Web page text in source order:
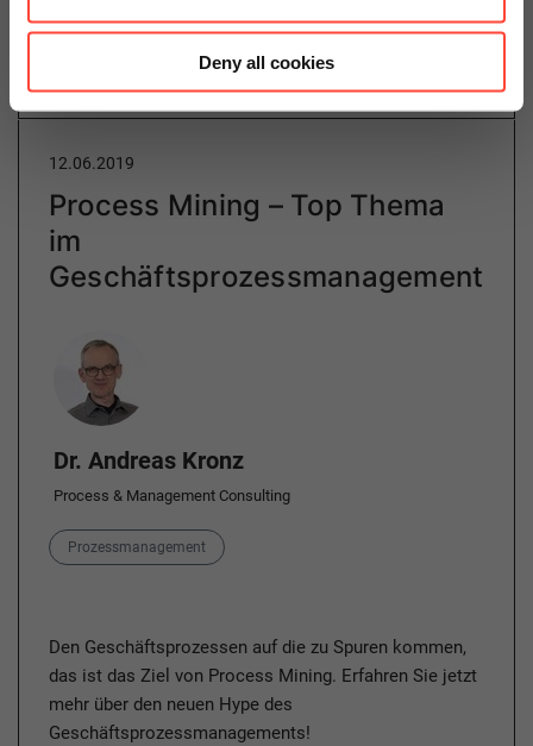
Deny all cookies
12.06.2019
Process Mining – Top Thema
im
Geschäftsprozessmanagement
Author
Dr. Andreas Kronz
Process & Management Consulting
Category
Prozessmanagement
Den Geschäftsprozessen auf die zu Spuren kommen,
das ist das Ziel von Process Mining. Erfahren Sie jetzt
mehr über den neuen Hype des
Geschäftsprozessmanagements!